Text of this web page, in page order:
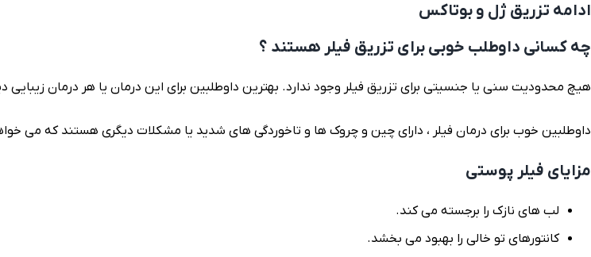
ادامه تزریق ژل و بوتاکس
چه کسانی داوطلب خوبی برای تزریق فیلر هستند ؟
هیچ محدودیت سنی یا جنسیتی برای تزریق فیلر وجود ندارد. بهترین داوطلبین برای این درمان یا هر درمان زیبایی
داوطلبین خوب برای درمان فیلر ، دارای چین و چروک ها و تاخوردگی های شدید یا مشکلات دیگری هستند که
مزایای فیلر پوستی
لب های نازک را برجسته می کند.
کانتورهای تو خالی را بهبود می بخشد.